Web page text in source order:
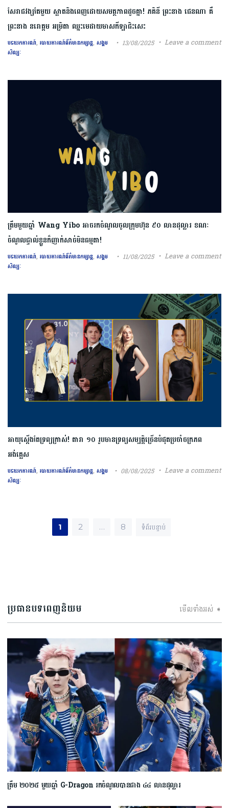
សែរាជវង្សតែមួយ ស្អាតនិងពេញដោយសមត្ថភាពដូចគ្នា! ភគិនី ព្រះនាង ជេនណា គឺ
ព្រះនាង នរោត្តម អម្រិតា ឈ្នះមេដាយមាសកីឡាជិះសេះ
បទយកការណ៍, របាយការណ៍ព័ត៌មានកម្សាន្ត, សង្គម
សិល្បៈ
13/08/2025 Leave a comment
ត្រឹមមួយឆ្នាំ Wang Yibo អាចរកចំណូលចូលក្រុមហ៊ុន ៩០ លានដុល្លារ ខណៈ
ចំណូលផ្ទាល់ខ្លួនក៏ញាក់សាច់មិនធម្មតា!
បទយកការណ៍, របាយការណ៍ព័ត៌មានកម្សាន្ត, សង្គម
សិល្បៈ
11/08/2025 Leave a comment
អាយុស្ដើងតែទ្រព្យក្រាស់! តារា ១០ រូបមានទ្រព្យសម្បត្តិច្រើនបំផុតប្រចាំចក្រភព
អង់គ្លេស
បទយកការណ៍, របាយការណ៍ព័ត៌មានកម្សាន្ត, សង្គម
សិល្បៈ
08/08/2025 Leave a comment
Posts pagination
1 2 … 8
ប្រធានបទពេញនិយម មើលទាំងអស់ ➧
ត្រឹម ២០២៥ មួយឆ្នាំ G-Dragon រកចំណូលបានជាង ៤៤ លានដុល្លារ